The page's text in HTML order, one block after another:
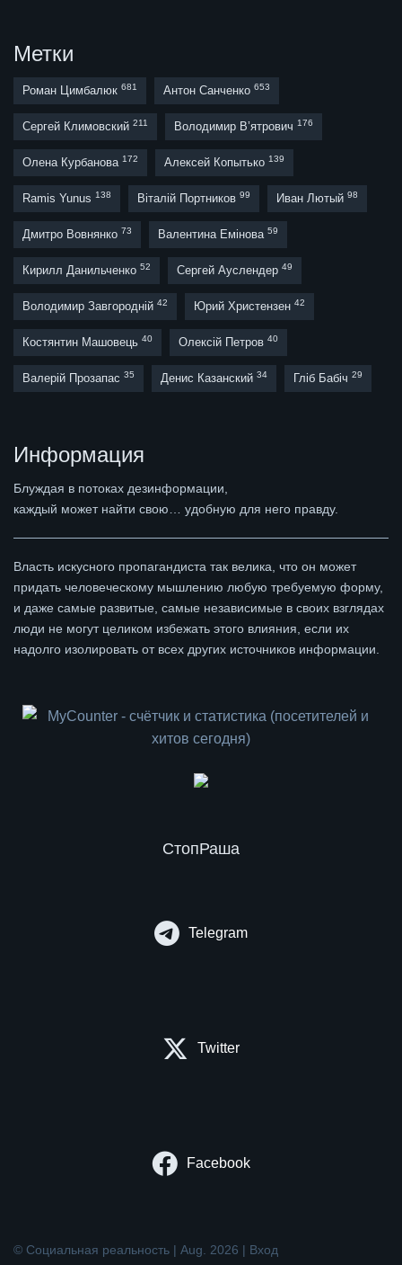
Метки
Роман Цимбалюк 681 Антон Санченко 653
Сергей Климовский 211 Володимир В’ятрович 176
Олена Курбанова 172 Алексей Копытько 139
Ramis Yunus 138 Віталій Портников 99 Иван Лютый 98
Дмитро Вовнянко 73 Валентина Емінова 59
Кирилл Данильченко 52 Сергей Ауслендер 49
Володимир Завгородній 42 Юрий Христензен 42
Костянтин Машовець 40 Олексій Петров 40
Валерій Прозапас 35 Денис Казанский 34 Гліб Бабіч 29
Информация
Блуждая в потоках дезинформации,
каждый может найти свою… удобную для него правду.
Власть искусного пропагандиста так велика, что он может
придать человеческому мышлению любую требуемую форму,
и даже самые развитые, самые независимые в своих взглядах
люди не могут целиком избежать этого влияния, если их
надолго изолировать от всех других источников информации.
СтопРаша
Telegram
Twitter
Facebook
© Социальная реальность | Aug. 2026 | Вход